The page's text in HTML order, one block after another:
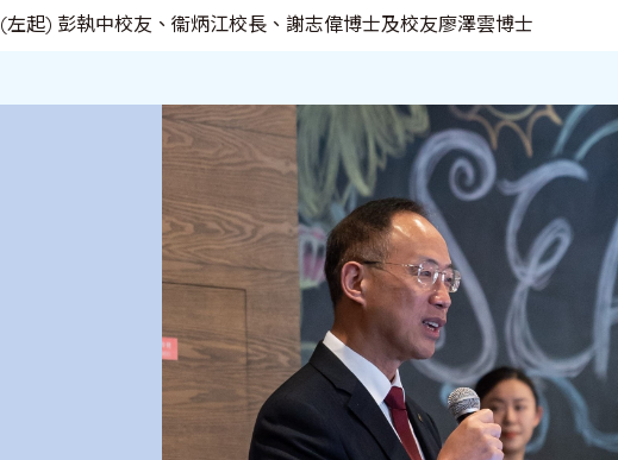
(左起) 彭執中校友、衞炳江校長、謝志偉博士及校友廖澤雲博士